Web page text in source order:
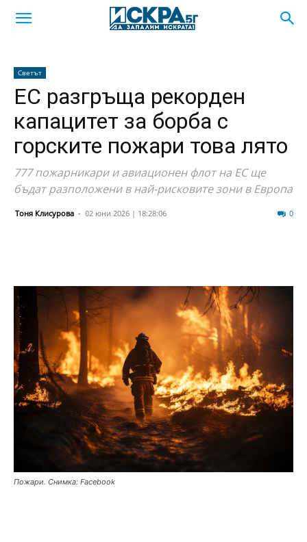
Светът
ЕС разгръща рекорден
капацитет за борба с
горските пожари това лято
777 пожарникари и авиационен флот на ЕС ще
бъдат разположени в най-рисковите зони в Европа
Тоня Клисурова - 02 юни 2026 | 18:28:06 0
Пожари. Снимка: Facebook